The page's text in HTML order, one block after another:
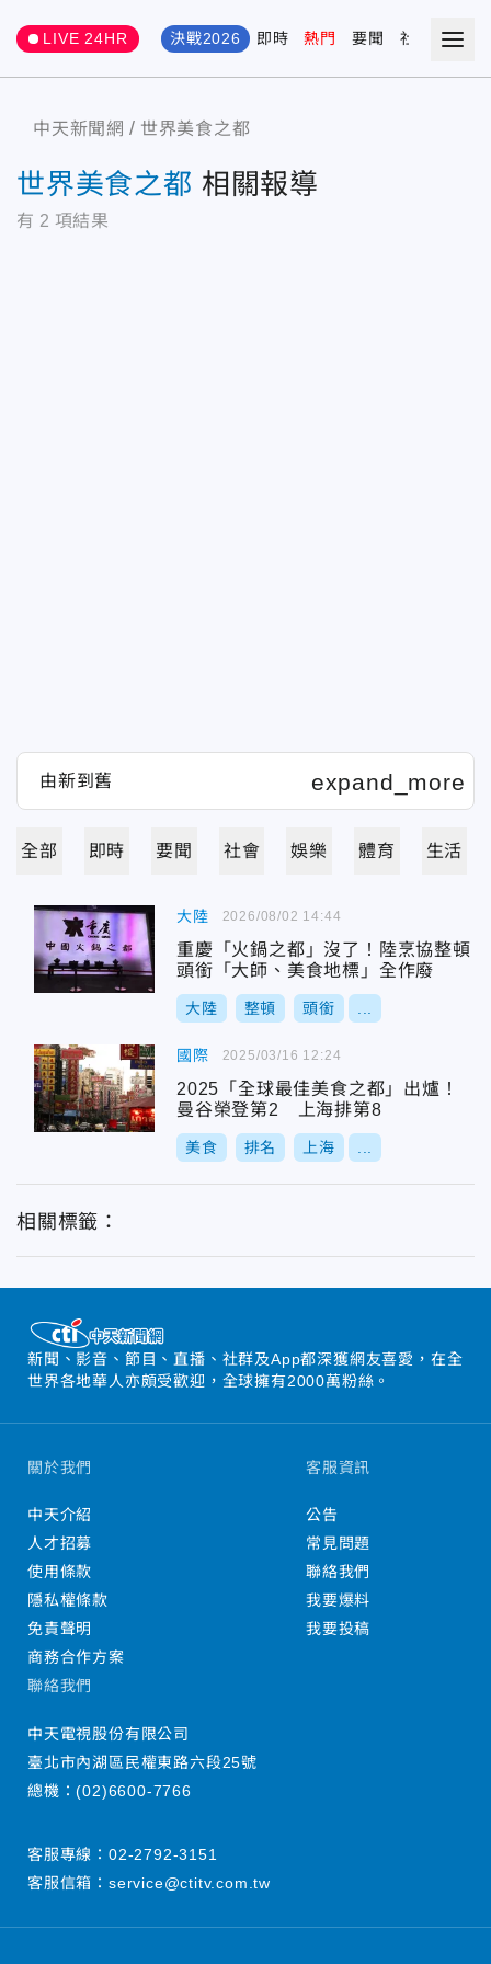
LIVE 24HR 決戰2026 即時 熱門 要聞 社會 娛樂
中天新聞網 世界美食之都
世界美食之都 相關報導
有 2 項結果
全部 即時 要聞 社會 娛樂 體育 生活
大陸
重慶「火鍋之都」沒了！陸烹協整頓
頭銜「大師、美食地標」全作廢
大陸 整頓 頭銜
2026/08/02 14:44
國際
2025「全球最佳美食之都」出爐！
曼谷榮登第2 上海排第8
美食 排名 上海
2025/03/16 12:24
相關標籤：
新聞、影音、節目、直播、社群及App都深獲網友喜愛，在全
世界各地華人亦頗受歡迎，全球擁有2000萬粉絲。
關於我們
中天介紹
人才招募
使用條款
隱私權條款
免責聲明
商務合作方案
客服資訊
公告
常見問題
聯絡我們
我要爆料
我要投稿
聯絡我們
中天電視股份有限公司
臺北市內湖區民權東路六段25號
總機：(02)6600-7766
客服專線： 02-2792-3151
客服信箱： service@ctitv.com.tw